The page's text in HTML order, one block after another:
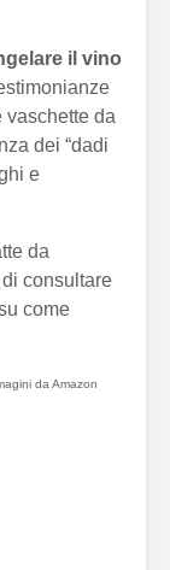
il vino
da
dei “dadi
e
da
consultare
come
da Amazon